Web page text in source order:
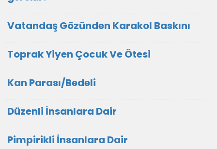
Vatandaş Gözünden Karakol Baskını
Toprak Yiyen Çocuk Ve Ötesi
Kan Parası/Bedeli
Düzenli İnsanlara Dair
Pimpirikli İnsanlara Dair